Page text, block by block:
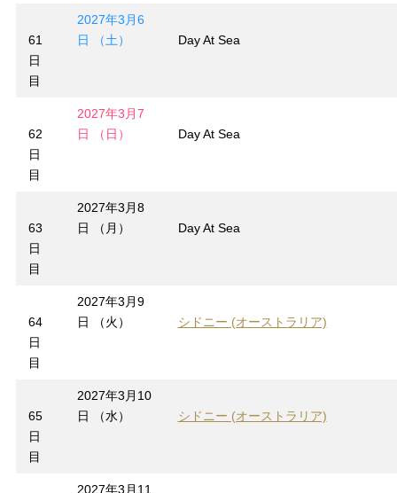
61
日
目
2027年3月6
日 （土）
Day At Sea
62
日
目
2027年3月7
日 （日）
Day At Sea
63
日
目
2027年3月8
日 （月）
Day At Sea
64
日
目
2027年3月9
日 （火）
シドニー (オーストラリア)
65
日
目
2027年3月10
日 （水）
シドニー (オーストラリア)
2027年3月11